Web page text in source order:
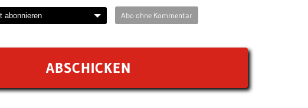
Abo ohne Kommentar